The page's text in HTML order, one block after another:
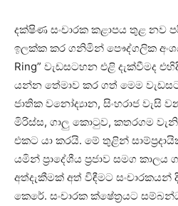
දක්ෂිණ සංචාරක කළාපය තුළ නව
ඉලක්ක කර ගනිමින් පෞද්ගලික අංශය
Ring” වැඩසටහන එළි දැක්වීමද
යන්න තේමාව කර ගත් මෙම
ජාතික වනෝද්‍යාන, සිංහරාජ වැසි
මිරිස්ස, ගාලු කොටුව, කතරගම වැනි
එකට යා කරයි. මේ තුළින්
යමින් ප්‍රාදේශීය ප්‍රජාව සමග
අත්දැකීමක් අත් විඳීමට සංචාරකයන්
කෙරේ. සංචාරක ක්ෂේත්‍රයට